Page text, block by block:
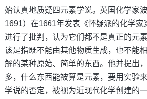
始认真地质疑四元素学说。英国化学家
1691）在1661年发表《怀疑派的化学家
进行了批判，认为它们都不是真正的元
该是指既不能由其他物质生成，也不能
解的某种原始、简单的东西。他并提出
多，什么东西能被算是元素，要用实验
学说的否定，被视为近现代化学创建的